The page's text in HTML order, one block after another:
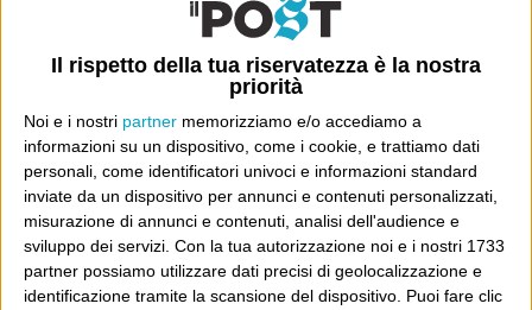
Il rispetto della tua riservatezza è la nostra
priorità
Noi e i nostri partner memorizziamo e/o accediamo a
informazioni su un dispositivo, come i cookie, e trattiamo dati
personali, come identificatori univoci e informazioni standard
inviate da un dispositivo per annunci e contenuti personalizzati,
misurazione di annunci e contenuti, analisi dell'audience e
sviluppo dei servizi. Con la tua autorizzazione noi e i nostri 1733
partner possiamo utilizzare dati precisi di geolocalizzazione e
identificazione tramite la scansione del dispositivo. Puoi fare clic
POST PRECEDENTE
2978!
POST SUCCESSIVO
Ellen